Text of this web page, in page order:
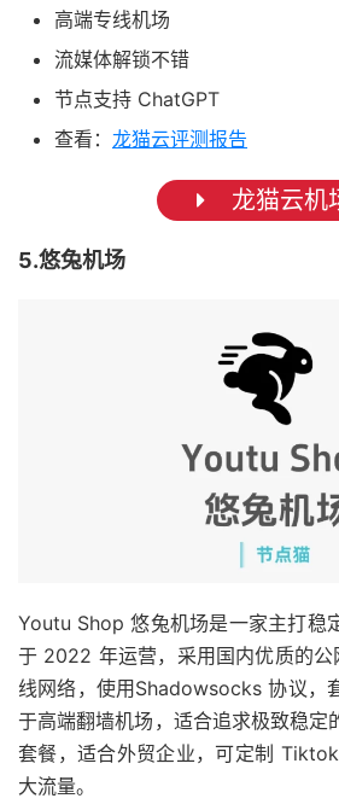
高端专线机场
流媒体解锁不错
节点支持 ChatGPT
查看： 龙猫云评测报告
龙猫云机
5.悠兔机场
Youtu Shop 悠兔机场是一家主打稳
于 2022 年运营，采用国内优质的公
线网络，使用Shadowsocks 协议，
于高端翻墙机场，适合追求极致稳定
套餐，适合外贸企业，可定制
大流量。